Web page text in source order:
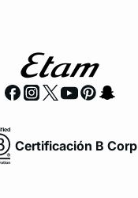
Certificación B Corp